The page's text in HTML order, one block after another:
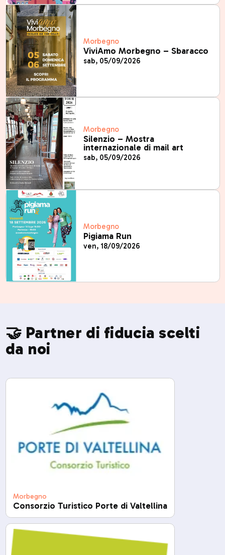
Morbegno
ViviAmo Morbegno – Sbaracco
sab, 05/09/2026
Morbegno
Silenzio – Mostra
internazionale di mail art
sab, 05/09/2026
Morbegno
Pigiama Run
ven, 18/09/2026
🤝 Partner di fiducia scelti
da noi
Morbegno
Consorzio Turistico Porte di Valtellina